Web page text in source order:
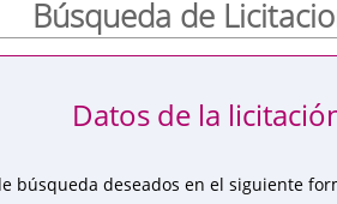
Búsqueda de
búsqueda deseados en el siguiente
Datos de la